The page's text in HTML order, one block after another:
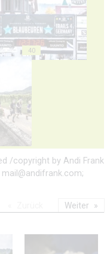
40
/copyright by Andi Frank
Weiter